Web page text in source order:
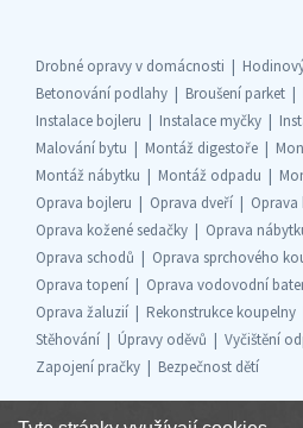
Drobné opravy v domácnosti
Betonování podlahy
Broušení parket
Instalace bojleru
Instalace myčky
Malování bytu
Montáž digestoře
Montáž nábytku
Montáž odpadu
Oprava bojleru
Oprava dveří
Oprava kožené sedačky
Oprava
Oprava schodů
Oprava sprchového
Oprava topení
Oprava vodovodní
Oprava žaluzií
Rekonstrukce koupelny
Stěhování
Úpravy oděvů Vyčištění
Zapojení pračky
Bezpečnost dětí